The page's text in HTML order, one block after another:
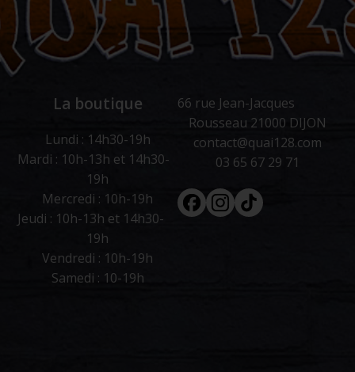
La boutique
Lundi : 14h30-19h
Mardi : 10h-13h et 14h30-
19h
Mercredi : 10h-19h
Jeudi : 10h-13h et 14h30-
19h
Vendredi : 10h-19h
Samedi : 10-19h
66 rue Jean-Jacques
Rousseau 21000 DIJON
contact@quai128.com
03 65 67 29 71
FacebookInstagram
Tiktok